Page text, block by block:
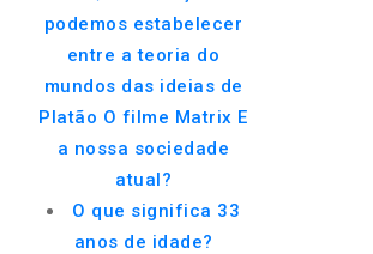
podemos estabelecer
entre a teoria do
mundos das ideias de
Platão O filme Matrix E
a nossa sociedade
atual?
O que significa 33
anos de idade?